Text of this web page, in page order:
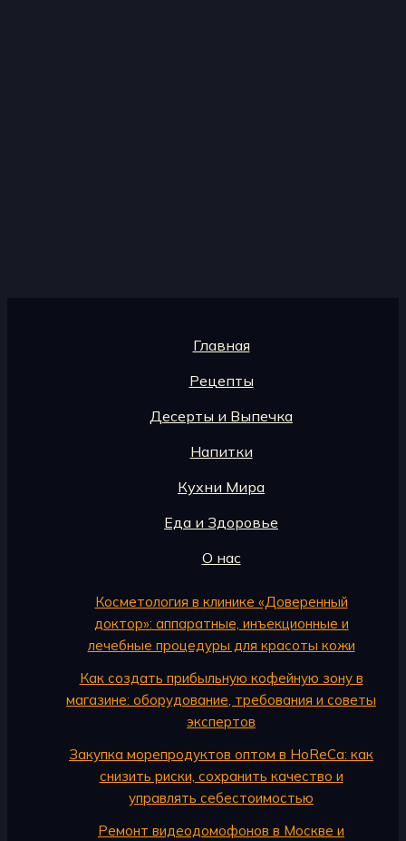
Главная
Рецепты
Десерты и Выпечка
Напитки
Кухни Мира
Еда и Здоровье
О нас
Косметология в клинике «Доверенный
доктор»: аппаратные, инъекционные и
лечебные процедуры для красоты кожи
Как создать прибыльную кофейную зону в
магазине: оборудование, требования и советы
экспертов
Закупка морепродуктов оптом в HoReCa: как
снизить риски, сохранить качество и
управлять себестоимостью
Ремонт видеодомофонов в Москве и